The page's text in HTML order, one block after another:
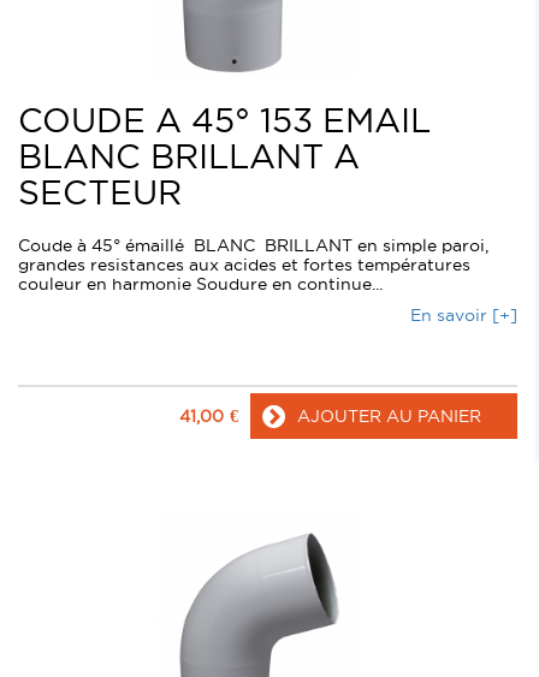
COUDE A 45° 153 EMAIL
BLANC BRILLANT A
SECTEUR
Coude à 45° émaillé BLANC BRILLANT en simple paroi,
grandes resistances aux acides et fortes températures
couleur en harmonie Soudure en continue...
En savoir [+]
41,00 € AJOUTER AU PANIER